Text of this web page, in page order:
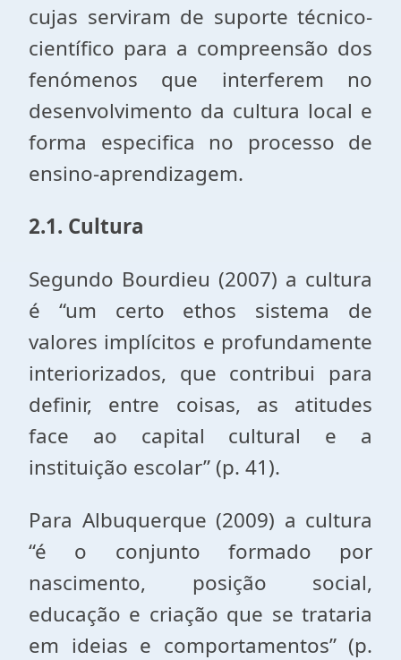
cujas serviram de suporte técnico-
científico para a compreensão dos
fenómenos que interferem no
desenvolvimento da cultura local e
forma especifica no processo de
ensino-aprendizagem.
2.1. Cultura
Segundo Bourdieu (2007) a cultura
é “um certo ethos sistema de
valores implícitos e profundamente
interiorizados, que contribui para
definir, entre coisas, as atitudes
face ao capital cultural e a
instituição escolar” (p. 41).
Para Albuquerque (2009) a cultura
“é o conjunto formado por
nascimento, posição social,
educação e criação que se trataria
em ideias e comportamentos” (p.